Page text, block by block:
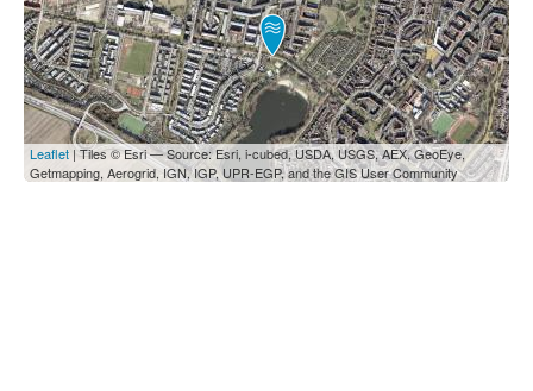
Leaflet | Tiles © Esri — Source: Esri, i-cubed, USDA, USGS, AEX, GeoEye,
Getmapping, Aerogrid, IGN, IGP, UPR-EGP, and the GIS User Community